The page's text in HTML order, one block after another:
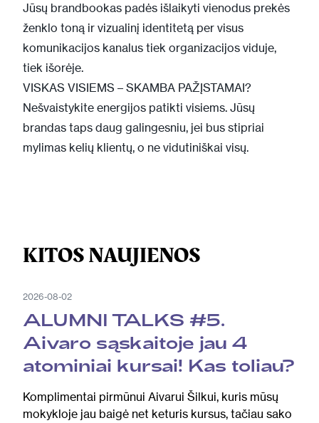
Jūsų brandbookas padės išlaikyti vienodus prekės
ženklo toną ir vizualinį identitetą per visus
komunikacijos kanalus tiek organizacijos viduje,
tiek išorėje.
VISKAS VISIEMS – SKAMBA PAŽĮSTAMAI?
Nešvaistykite energijos patikti visiems. Jūsų
brandas taps daug galingesniu, jei bus stipriai
mylimas kelių klientų, o ne vidutiniškai visų.
KITOS NAUJIENOS
2026-08-02
ALUMNI TALKS #5.
Aivaro sąskaitoje jau 4
atominiai kursai! Kas toliau?
Komplimentai pirmūnui Aivarui Šilkui, kuris mūsų
mokykloje jau baigė net keturis kursus, tačiau sako